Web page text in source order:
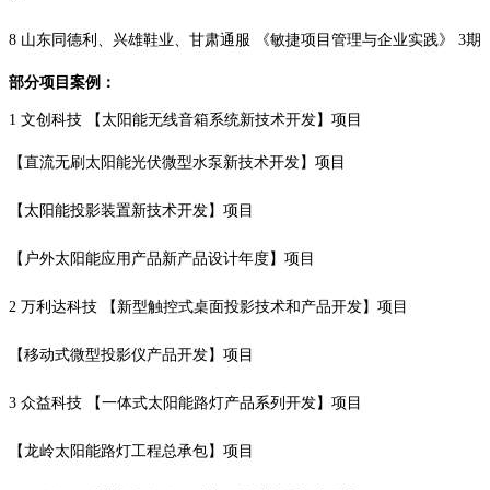
8 山东同德利、兴雄鞋业、甘肃通服 《敏捷项目管理与企业实践》 3期
部分项目案例：
1 文创科技 【太阳能无线音箱系统新技术开发】项目
【直流无刷太阳能光伏微型水泵新技术开发】项目
【太阳能投影装置新技术开发】项目
【户外太阳能应用产品新产品设计年度】项目
2 万利达科技 【新型触控式桌面投影技术和产品开发】项目
【移动式微型投影仪产品开发】项目
3 众益科技 【一体式太阳能路灯产品系列开发】项目
【龙岭太阳能路灯工程总承包】项目